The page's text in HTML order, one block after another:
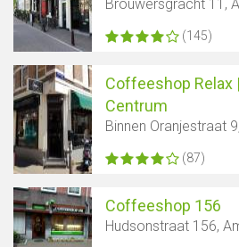
Brouwersgracht 11,
(145)
Coffeeshop Relax
Centrum
Binnen Oranjestraat
(87)
Coffeeshop 156
Hudsonstraat 156,